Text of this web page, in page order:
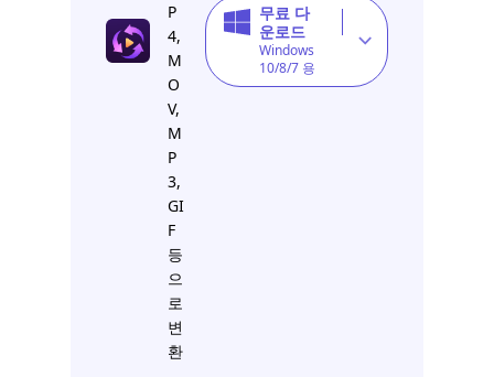
P
4,
M
O
V,
M
P
3,
GI
F
등
으
로
변
환
무료 다
운로드
Windows
10/8/7 용